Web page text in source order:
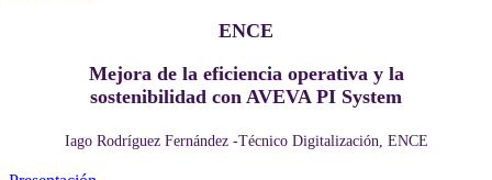
ENCE
Mejora de la eficiencia operativa y la
sostenibilidad con AVEVA PI System
Iago Rodríguez Fernández -Técnico Digitalización, ENCE